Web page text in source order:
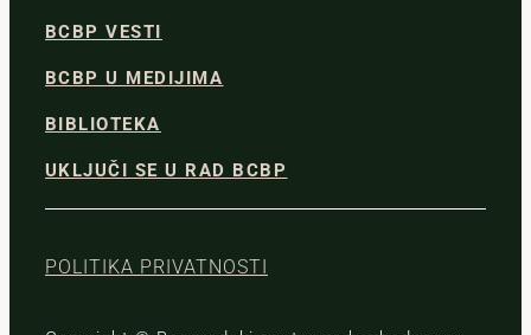
BCBP VESTI
BCBP U MEDIJIMA
BIBLIOTEKA
UKLJUČI SE U RAD BCBP
POLITIKA PRIVATNOSTI